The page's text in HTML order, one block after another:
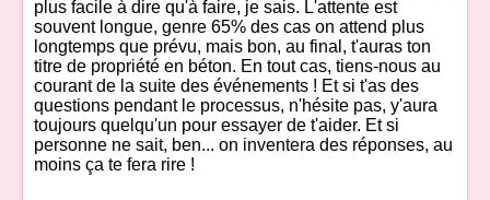
plus facile à dire qu'à faire, je sais. L'attente est
souvent longue, genre 65% des cas on attend plus
longtemps que prévu, mais bon, au final, t'auras ton
titre de propriété en béton. En tout cas, tiens-nous au
courant de la suite des événements ! Et si t'as des
questions pendant le processus, n'hésite pas, y'aura
toujours quelqu'un pour essayer de t'aider. Et si
personne ne sait, ben... on inventera des réponses, au
moins ça te fera rire !